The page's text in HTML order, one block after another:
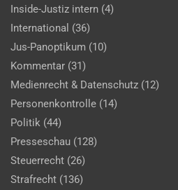
Inside-Justiz intern (4)
International (36)
Jus-Panoptikum (10)
Kommentar (31)
Medienrecht & Datenschutz (12)
Personenkontrolle (14)
Politik (44)
Presseschau (128)
Steuerrecht (26)
Strafrecht (136)